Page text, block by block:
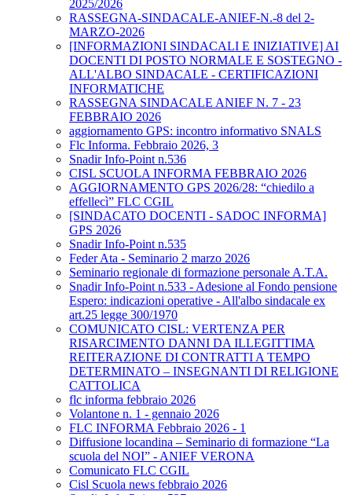
2025/2026
RASSEGNA-SINDACALE-ANIEF-N.-8 del 2-
MARZO-2026
[INFORMAZIONI SINDACALI E INIZIATIVE] AI
DOCENTI DI POSTO NORMALE E SOSTEGNO -
ALL'ALBO SINDACALE - CERTIFICAZIONI
INFORMATICHE
RASSEGNA SINDACALE ANIEF N. 7 - 23
FEBBRAIO 2026
aggiornamento GPS: incontro informativo SNALS
Flc Informa. Febbraio 2026, 3
Snadir Info-Point n.536
CISL SCUOLA INFORMA FEBBRAIO 2026
AGGIORNAMENTO GPS 2026/28: “chiedilo a
effellecì” FLC CGIL
[SINDACATO DOCENTI - SADOC INFORMA]
GPS 2026
Snadir Info-Point n.535
Feder Ata - Seminario 2 marzo 2026
Seminario regionale di formazione personale A.T.A.
Snadir Info-Point n.533 - Adesione al Fondo pensione
Espero: indicazioni operative - All'albo sindacale ex
art.25 legge 300/1970
COMUNICATO CISL: VERTENZA PER
RISARCIMENTO DANNI DA ILLEGITTIMA
REITERAZIONE DI CONTRATTI A TEMPO
DETERMINATO – INSEGNANTI DI RELIGIONE
CATTOLICA
flc informa febbraio 2026
Volantone n. 1 - gennaio 2026
FLC INFORMA Febbraio 2026 - 1
Diffusione locandina – Seminario di formazione “La
scuola del NOI” - ANIEF VERONA
Comunicato FLC CGIL
Cisl Scuola news febbraio 2026